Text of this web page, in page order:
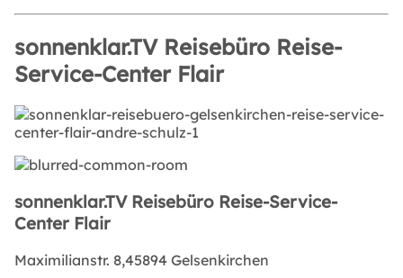
sonnenklar.TV Reisebüro Reise-
Service-Center Flair
sonnenklar.TV Reisebüro Reise-Service-
Center Flair
Maximilianstr. 8,45894 Gelsenkirchen